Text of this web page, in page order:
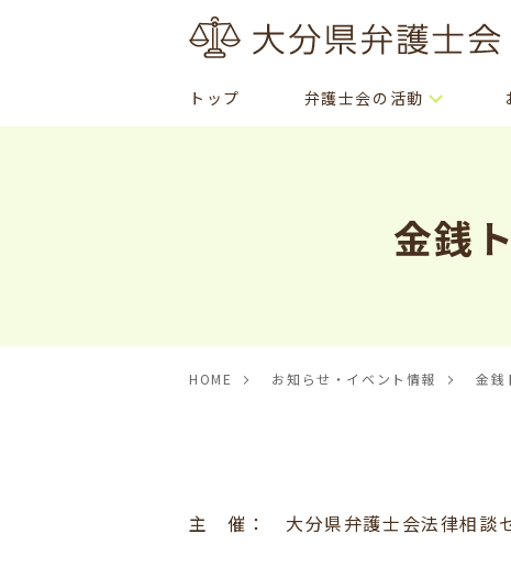
トップ 弁護士会の活動
金銭
HOME お知らせ・イベント情報 金銭
主 催： 大分県弁護士会法律相談